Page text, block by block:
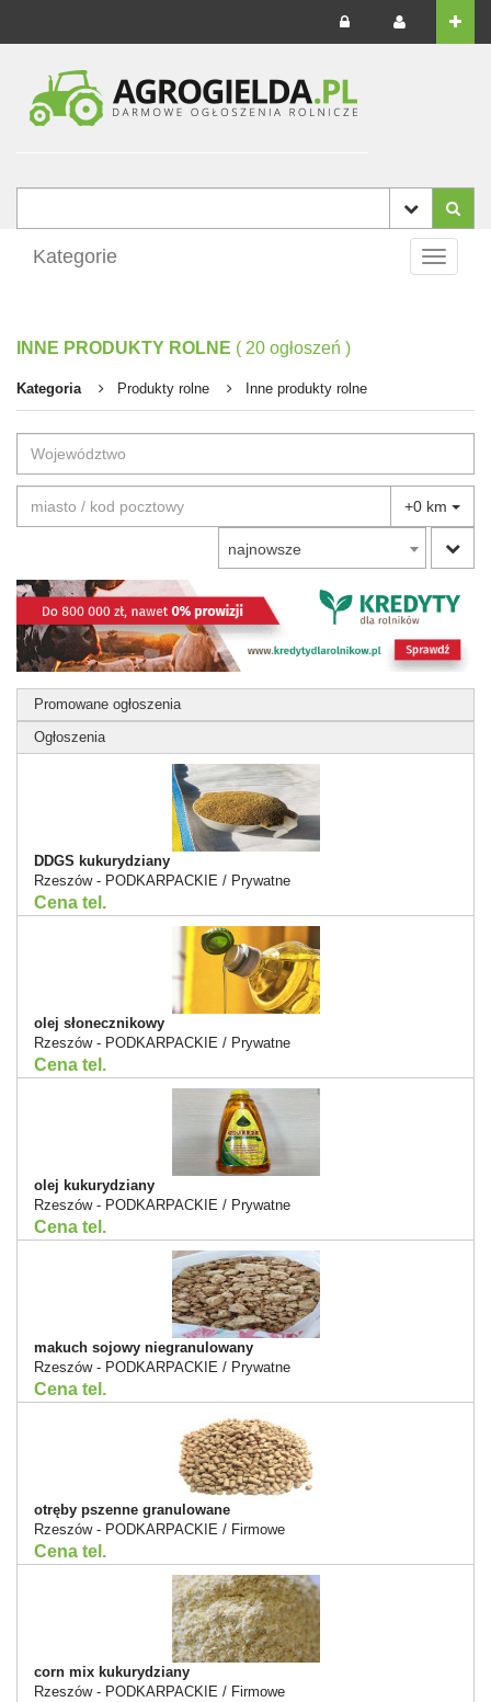
Toggle
Kategorie
INNE PRODUKTY ROLNE ( 20 ogłoszeń )
Kategoria Produkty rolne Inne produkty rolne
+0 km
najnowsze
Promowane ogłoszenia
Ogłoszenia
DDGS kukurydziany
Rzeszów - PODKARPACKIE / Prywatne
Cena tel.
olej słonecznikowy
Rzeszów - PODKARPACKIE / Prywatne
Cena tel.
olej kukurydziany
Rzeszów - PODKARPACKIE / Prywatne
Cena tel.
makuch sojowy niegranulowany
Rzeszów - PODKARPACKIE / Prywatne
Cena tel.
otręby pszenne granulowane
Rzeszów - PODKARPACKIE / Firmowe
Cena tel.
corn mix kukurydziany
Rzeszów - PODKARPACKIE / Firmowe